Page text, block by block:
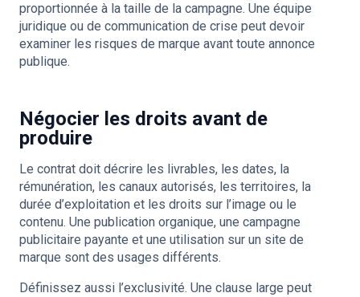
proportionnée à la taille de la campagne. Une équipe
juridique ou de communication de crise peut devoir
examiner les risques de marque avant toute annonce
publique.
Négocier les droits avant de
produire
Le contrat doit décrire les livrables, les dates, la
rémunération, les canaux autorisés, les territoires, la
durée d’exploitation et les droits sur l’image ou le
contenu. Une publication organique, une campagne
publicitaire payante et une utilisation sur un site de
marque sont des usages différents.
Définissez aussi l’exclusivité. Une clause large peut